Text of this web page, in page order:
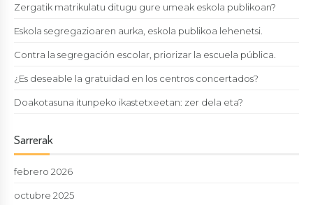
Zergatik matrikulatu ditugu gure umeak eskola publikoan?
Eskola segregazioaren aurka, eskola publikoa lehenetsi.
Contra la segregación escolar, priorizar la escuela pública.
¿Es deseable la gratuidad en los centros concertados?
Doakotasuna itunpeko ikastetxeetan: zer dela eta?
Sarrerak
febrero 2026
octubre 2025